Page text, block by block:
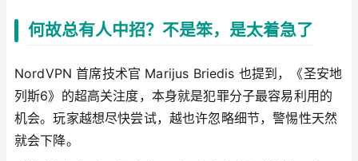
何故总有人中招？不是笨，是太着急了
NordVPN 首席技术官 Marijus Briedis 也提到，《圣安地
列斯6》的超高关注度，本身就是犯罪分子最容易利用的
机会。玩家越想尽快尝试，越也许忽略细节，警惕性天然
就会下降。